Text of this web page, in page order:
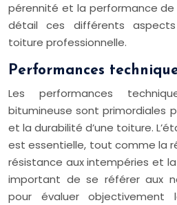
pérennité et la performance de
détail ces différents
toiture professionnelle.
Performances
Les performances
bitumineuse sont primordiales
et la durabilité d’une toiture.
est essentielle, tout comme la
résistance aux intempéries et
important de se référer aux
pour évaluer objectivement